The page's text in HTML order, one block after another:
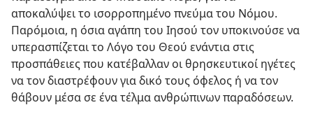
αποκαλύψει το ισορροπημένο πνεύμα του Νόμου.
Παρόμοια, η όσια αγάπη του Ιησού τον υποκινούσε να
υπερασπίζεται το Λόγο του Θεού ενάντια στις
προσπάθειες που κατέβαλλαν οι θρησκευτικοί ηγέτες
να τον διαστρέφουν για δικό τους όφελος ή να τον
θάβουν μέσα σε ένα τέλμα ανθρώπινων παραδόσεων.